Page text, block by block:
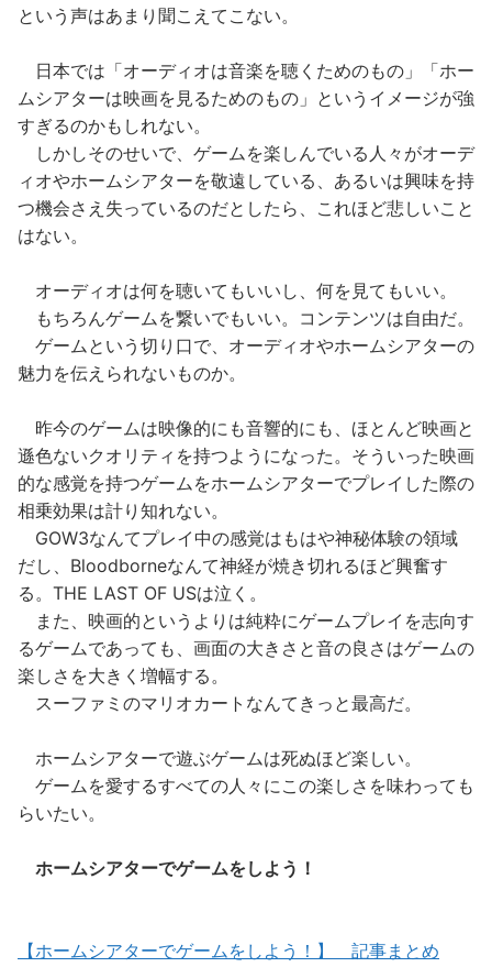
という声はあまり聞こえてこない。
日本では「オーディオは音楽を聴くためのもの」「ホー
ムシアターは映画を見るためのもの」というイメージが強
すぎるのかもしれない。
しかしそのせいで、ゲームを楽しんでいる人々がオーデ
ィオやホームシアターを敬遠している、あるいは興味を持
つ機会さえ失っているのだとしたら、これほど悲しいこと
はない。
オーディオは何を聴いてもいいし、何を見てもいい。
もちろんゲームを繋いでもいい。コンテンツは自由だ。
ゲームという切り口で、オーディオやホームシアターの
魅力を伝えられないものか。
昨今のゲームは映像的にも音響的にも、ほとんど映画と
遜色ないクオリティを持つようになった。そういった映画
的な感覚を持つゲームをホームシアターでプレイした際の
相乗効果は計り知れない。
GOW3なんてプレイ中の感覚はもはや神秘体験の領域
だし、Bloodborneなんて神経が焼き切れるほど興奮す
る。THE LAST OF USは泣く。
また、映画的というよりは純粋にゲームプレイを志向す
るゲームであっても、画面の大きさと音の良さはゲームの
楽しさを大きく増幅する。
スーファミのマリオカートなんてきっと最高だ。
ホームシアターで遊ぶゲームは死ぬほど楽しい。
ゲームを愛するすべての人々にこの楽しさを味わっても
らいたい。
ホームシアターでゲームをしよう！
【ホームシアターでゲームをしよう！】 記事まとめ